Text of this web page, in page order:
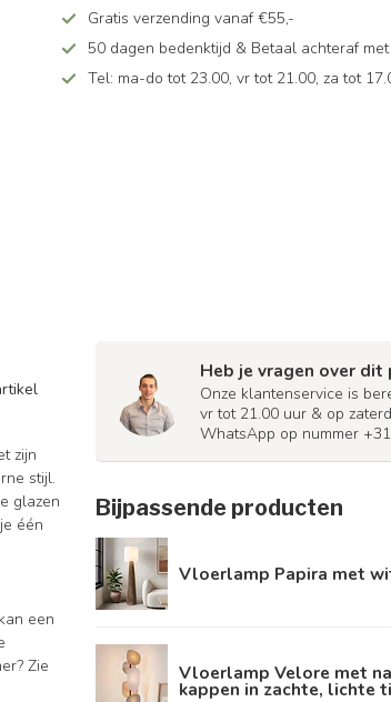
Gratis verzending vanaf €55,-
50 dagen bedenktijd & Betaal achteraf
Tel: ma-do tot 23.00, vr tot 21.00, za tot
zijn
stijl.
glazen
één
een
Zie
Heb je vragen over dit
Onze klantenservice is
vr tot 21.00 uur & op
WhatsApp op nummer
Bijpassende producten
Vloerlamp Papira met
Vloerlamp Velore met
kappen in zachte, lichte